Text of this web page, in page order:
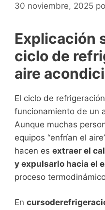
30 noviembre, 2025
Explicación
ciclo de
aire
El ciclo de
funcionamiento de un
Aunque muchas
equipos “enfrían el
hacen es extraer el
y expulsarlo hacia el
proceso
En